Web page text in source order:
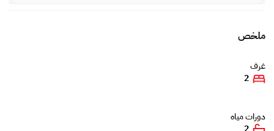
ملخص
غرف
2
دورات مياه